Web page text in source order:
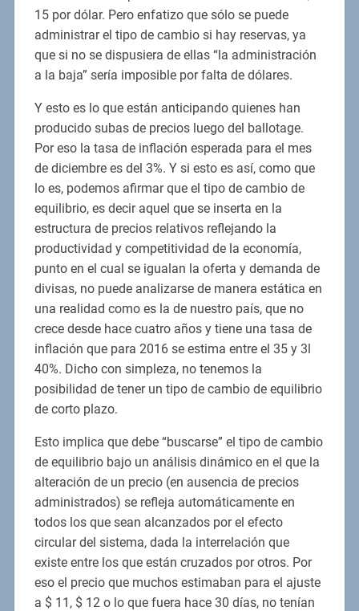
15 por dólar. Pero enfatizo que sólo se puede
administrar el tipo de cambio si hay reservas, ya
que si no se dispusiera de ellas “la administración
a la baja” sería imposible por falta de dólares.
Y esto es lo que están anticipando quienes han
producido subas de precios luego del ballotage.
Por eso la tasa de inflación esperada para el mes
de diciembre es del 3%. Y si esto es así, como que
lo es, podemos afirmar que el tipo de cambio de
equilibrio, es decir aquel que se inserta en la
estructura de precios relativos reflejando la
productividad y competitividad de la economía,
punto en el cual se igualan la oferta y demanda de
divisas, no puede analizarse de manera estática en
una realidad como es la de nuestro país, que no
crece desde hace cuatro años y tiene una tasa de
inflación que para 2016 se estima entre el 35 y 3l
40%. Dicho con simpleza, no tenemos la
posibilidad de tener un tipo de cambio de equilibrio
de corto plazo.
Esto implica que debe “buscarse” el tipo de cambio
de equilibrio bajo un análisis dinámico en el que la
alteración de un precio (en ausencia de precios
administrados) se refleja automáticamente en
todos los que sean alcanzados por el efecto
circular del sistema, dada la interrelación que
existe entre los que están cruzados por otros. Por
eso el precio que muchos estimaban para el ajuste
a $ 11, $ 12 o lo que fuera hace 30 días, no tenían